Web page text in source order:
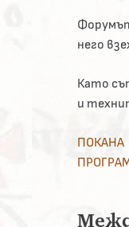
него
Като
и
ПОКАНА